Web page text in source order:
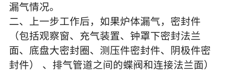
漏气情况。
二、上一步工作后，如果炉体漏气，密封件
（包括观察窗、充气装置、钟罩下密封法兰
面、底盘大密封圈、测压件密封件、阴极件密
封件） 、排气管道之间的蝶阀和连接法兰面）